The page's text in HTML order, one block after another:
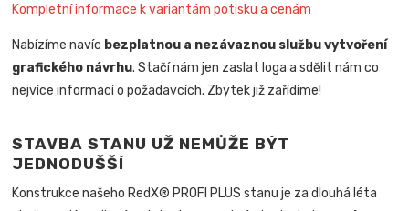
Kompletní informace k variantám potisku a cenám
Nabízíme navíc bezplatnou a nezávaznou službu vytvoření
grafického návrhu. Stačí nám jen zaslat loga a sdělit nám co
nejvíce informací o požadavcích. Zbytek již zařídíme!
STAVBA STANU UŽ NEMŮŽE BÝT
JEDNODUŠŠÍ
Konstrukce našeho RedX® PROFI PLUS stanu je za dlouhá léta